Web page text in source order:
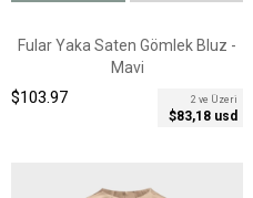
Fular Yaka Saten Gömlek Bluz -
Mavi
2 ve Üzeri
$83,18 usd
$103.97